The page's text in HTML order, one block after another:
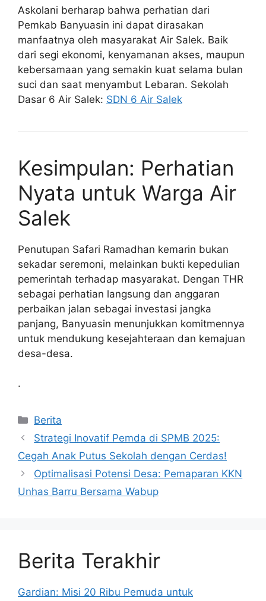
Askolani berharap bahwa perhatian dari
Pemkab Banyuasin ini dapat dirasakan
manfaatnya oleh masyarakat Air Salek. Baik
dari segi ekonomi, kenyamanan akses, maupun
kebersamaan yang semakin kuat selama bulan
suci dan saat menyambut Lebaran. Sekolah
Dasar 6 Air Salek: SDN 6 Air Salek
Kesimpulan: Perhatian
Nyata untuk Warga Air
Salek
Penutupan Safari Ramadhan kemarin bukan
sekadar seremoni, melainkan bukti kepedulian
pemerintah terhadap masyarakat. Dengan THR
sebagai perhatian langsung dan anggaran
perbaikan jalan sebagai investasi jangka
panjang, Banyuasin menunjukkan komitmennya
untuk mendukung kesejahteraan dan kemajuan
desa-desa.
.
Kategori
Berita
Strategi Inovatif Pemda di SPMB 2025:
Cegah Anak Putus Sekolah dengan Cerdas!
Optimalisasi Potensi Desa: Pemaparan KKN
Unhas Barru Bersama Wabup
Berita Terakhir
Gardian: Misi 20 Ribu Pemuda untuk